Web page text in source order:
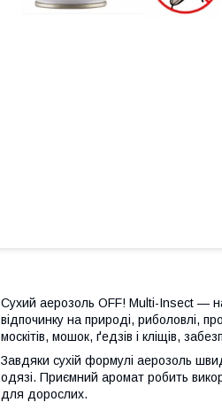
Сухий аерозоль OFF! Multi-Insect —
відпочинку на природі, риболовлі,
москітів, мошок, ґедзів і кліщів,
Завдяки сухій формулі аерозоль
одязі. Приємний аромат робить
для дорослих.